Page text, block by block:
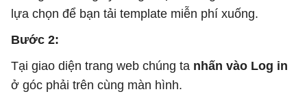
lựa chọn để bạn tải template miễn phí xuống.
Bước 2:
Tại giao diện trang web chúng ta nhấn vào Log in
ở góc phải trên cùng màn hình.